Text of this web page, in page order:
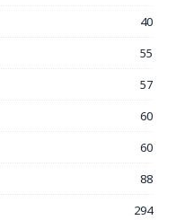
40
55
57
60
60
88
294